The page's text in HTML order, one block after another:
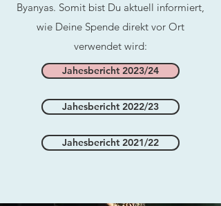
Byanyas. Somit bist Du aktuell informiert,
wie Deine Spende direkt vor Ort
verwendet wird:
Jahesbericht 2023/24
Jahesbericht 2022/23
Jahesbericht 2021/22